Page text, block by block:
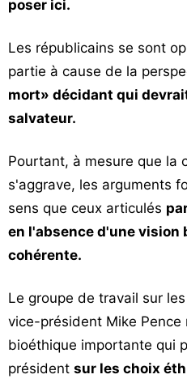
poser ici.
Les républicains se sont
partie à cause de la
mort» décidant qui
salvateur.
Pourtant, à mesure que la
s'aggrave, les arguments
sens que ceux articulés
en l'absence d'une vision
cohérente.
Le groupe de travail sur
vice-président Mike Pence
bioéthique importante qui
président sur les choix